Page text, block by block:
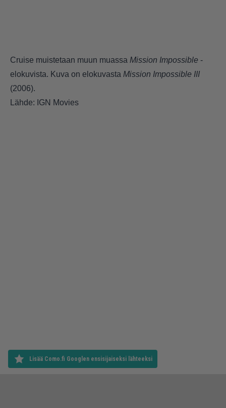
Cruise muistetaan muun muassa Mission Impossible -
elokuvista. Kuva on elokuvasta Mission Impossible III
(2006).
Lähde: IGN Movies
Lisää Como.fi Googlen ensisijaiseksi lähteeksi